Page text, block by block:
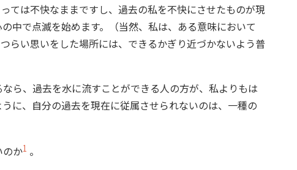
ては不快なままですし、過去の私を不快にさせたものが現
中で点滅を始めます。（当然、私は、ある意味において
らい思いをした場所には、できるかぎり近づかないよう普
ら、過去を水に流すことができる人の方が、私よりもは
に、自分の過去を現在に従属させられないのは、一種の
のか1 。